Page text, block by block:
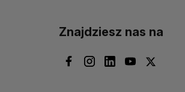
Znajdziesz nas na